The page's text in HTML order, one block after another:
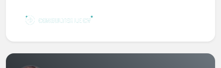
CONSULTER LE CV